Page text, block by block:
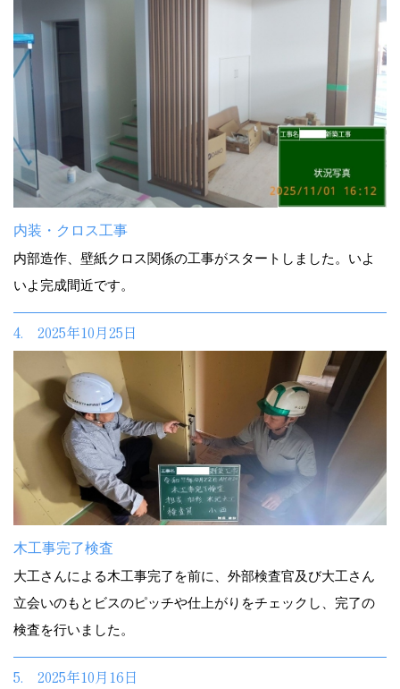
内装・クロス工事
内部造作、壁紙クロス関係の工事がスタートしました。いよ
いよ完成間近です。
4. 2025年10月25日
木工事完了検査
大工さんによる木工事完了を前に、外部検査官及び大工さん
立会いのもとビスのピッチや仕上がりをチェックし、完了の
検査を行いました。
5. 2025年10月16日